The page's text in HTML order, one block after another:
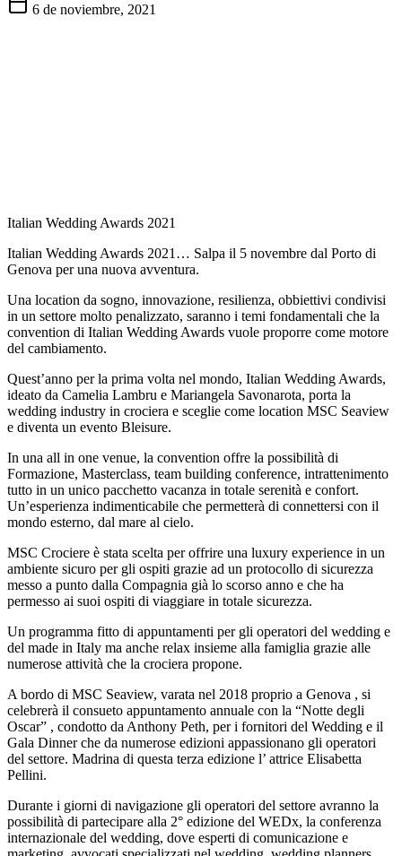
6 de noviembre, 2021
Italian Wedding Awards 2021
Italian Wedding Awards 2021… Salpa il 5 novembre dal Porto di
Genova per una nuova avventura.
Una location da sogno, innovazione, resilienza, obbiettivi condivisi
in un settore molto penalizzato, saranno i temi fondamentali che la
convention di Italian Wedding Awards vuole proporre come motore
del cambiamento.
Quest’anno per la prima volta nel mondo, Italian Wedding Awards,
ideato da Camelia Lambru e Mariangela Savonarota, porta la
wedding industry in crociera e sceglie come location MSC Seaview
e diventa un evento Bleisure.
In una all in one venue, la convention offre la possibilità di
Formazione, Masterclass, team building conference, intrattenimento
tutto in un unico pacchetto vacanza in totale serenità e confort.
Un’esperienza indimenticabile che permetterà di connettersi con il
mondo esterno, dal mare al cielo.
MSC Crociere è stata scelta per offrire una luxury experience in un
ambiente sicuro per gli ospiti grazie ad un protocollo di sicurezza
messo a punto dalla Compagnia già lo scorso anno e che ha
permesso ai suoi ospiti di viaggiare in totale sicurezza.
Un programma fitto di appuntamenti per gli operatori del wedding e
del made in Italy ma anche relax insieme alla famiglia grazie alle
numerose attività che la crociera propone.
A bordo di MSC Seaview, varata nel 2018 proprio a Genova , si
celebrerà il consueto appuntamento annuale con la “Notte degli
Oscar” , condotto da Anthony Peth, per i fornitori del Wedding e il
Gala Dinner che da numerose edizioni appassionano gli operatori
del settore. Madrina di questa terza edizione l’ attrice Elisabetta
Pellini.
Durante i giorni di navigazione gli operatori del settore avranno la
possibilità di partecipare alla 2° edizione del WEDx, la conferenza
internazionale del wedding, dove esperti di comunicazione e